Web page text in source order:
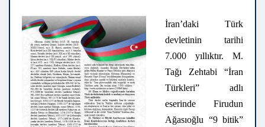
İran’daki Türk
devletinin tarihi
7.000 yıllıktır. M.
Tağı Zehtabi “İran
Türkleri” adlı
eserinde Firudun
Ağasıoğlu “9 bitik”